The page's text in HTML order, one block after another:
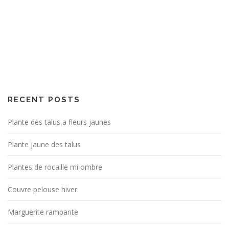
RECENT POSTS
Plante des talus a fleurs jaunes
Plante jaune des talus
Plantes de rocaille mi ombre
Couvre pelouse hiver
Marguerite rampante